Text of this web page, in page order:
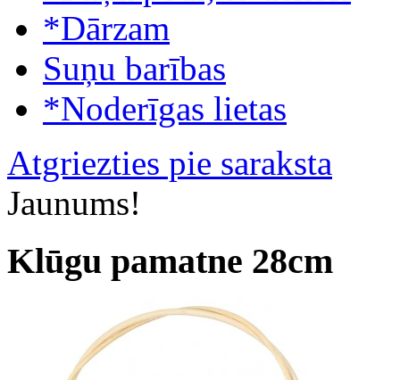
*Dārzam
Suņu barības
*Noderīgas lietas
Atgriezties pie saraksta
Jaunums!
Klūgu pamatne 28cm